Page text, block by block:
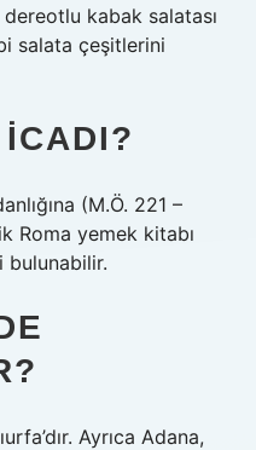
kabak salatası
salata çeşitlerini
(M.Ö. 221 –
Roma yemek kitabı
bulunabilir.
Ayrıca Adana,